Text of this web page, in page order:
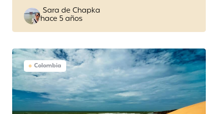
Posted
by
Sara de Chapka
hace 5 años
Colombia